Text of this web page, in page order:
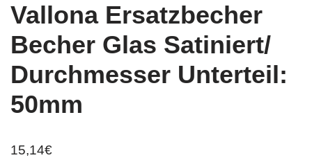
Vallona Ersatzbecher
Becher Glas Satiniert/
Durchmesser Unterteil:
50mm
15,14€